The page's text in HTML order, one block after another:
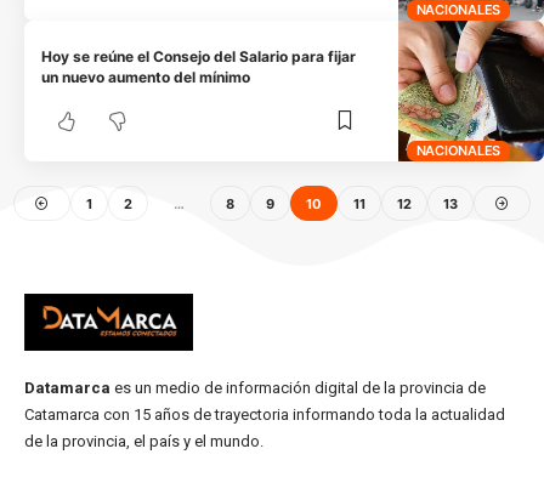
NACIONALES
NACIONALES
Hoy se reúne el Consejo del Salario para fijar
un nuevo aumento del mínimo
1 2 … 8 9 10 11 12 13
Datamarca es un medio de información digital de la provincia de
Catamarca con 15 años de trayectoria informando toda la actualidad
de la provincia, el país y el mundo.